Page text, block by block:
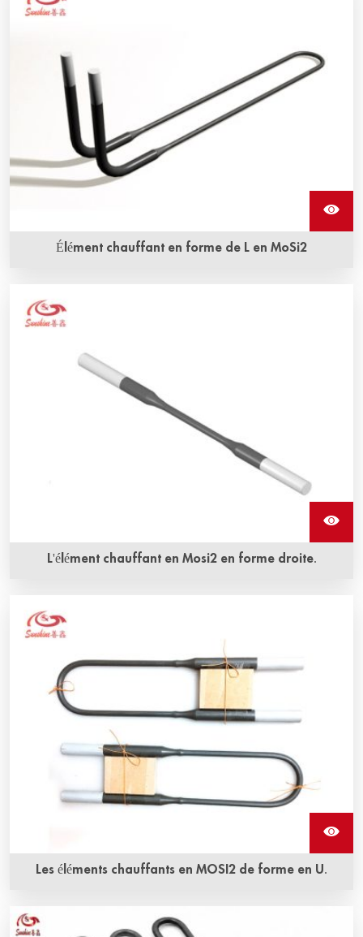
Élément chauffant en forme de L en MoSi2
en L sont disponibles dans une variété de formes et de
tailles et offrent les températures de fonctionnement les
L'élément chauffant en Mosi2 en forme droite.
corrosion et à l'oxydation sont les avantages les plus
évidents de l'élément chauffant en Mosi2 en forme droite
de Sunshine.
Les éléments chauffants en MOSI2 de forme en U.
utilisé dans un four électrique pour des températures